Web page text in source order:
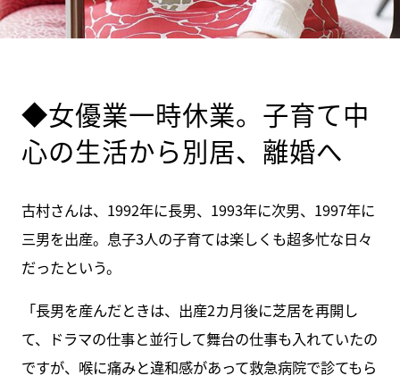
◆女優業一時休業。子育て中
心の生活から別居、離婚へ
古村さんは、1992年に長男、1993年に次男、1997年に
三男を出産。息子3人の子育ては楽しくも超多忙な日々
だったという。
「長男を産んだときは、出産2カ月後に芝居を再開し
て、ドラマの仕事と並行して舞台の仕事も入れていたの
ですが、喉に痛みと違和感があって救急病院で診てもら